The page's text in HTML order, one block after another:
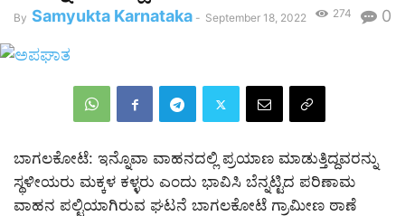
By Samyukta Karnataka - September 18, 2022 0
274
ಬಾಗಲಕೋಟೆ: ಇನ್ನೊವಾ ವಾಹನದಲ್ಲಿ ಪ್ರಯಾಣ ಮಾಡುತ್ತಿದ್ದವರನ್ನು
ಸ್ಥಳೀಯರು ಮಕ್ಕಳ ಕಳ್ಳರು ಎಂದು ಭಾವಿಸಿ ಬೆನ್ನಟ್ಟಿದ ಪರಿಣಾಮ
ವಾಹನ ಪಲ್ಟಿಯಾಗಿರುವ ಘಟನೆ ಬಾಗಲಕೋಟೆ ಗ್ರಾಮೀಣ ಠಾಣೆ